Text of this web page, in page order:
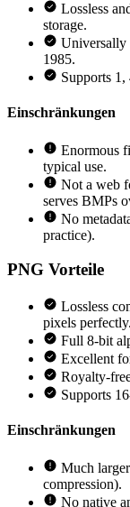
Lossless
storage.
Universally
1985.
Supports
Einschränkungen
Enormous
typical use.
Not a web
serves BMPs
No
practice).
PNG Vorteile
Lossless
pixels perfectly.
Full 8-bit
Excellent
Royalty-
Supports
Einschränkungen
Much
compression).
No native